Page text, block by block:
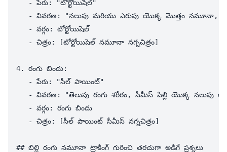
   - పేరు: "టోర్టోయిషెల్"
- వివరణ: "నలుపు మరియు ఎరుపు యొక్క మొత్తం నమూనా,
   - వర్గం: టోర్టోయిషెల్
   - చిత్రం: [టోర్టోయిషెల్ నమూనా నగ్నచిత్రం]
4. రంగు బిందు:
   - పేరు: "సీల్ పాయింట్"
- వివరణ: "తెలుపు రంగు శరీరం, సీమీస్ పిల్లి యొక్క నలుపు
   - వర్గం: రంగు బిందు
   - చిత్రం: [సీల్ పాయింట్ సీమీస్ నగ్నచిత్రం]
## బిల్లి రంగు నమూనా ట్రాకింగ్ గురించి తరచుగా అడిగే ప్రశ్నలు